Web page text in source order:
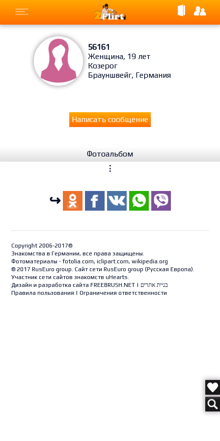
56161
Женщина, 19 лет
Козерог
Брауншвейг, Германия
Написать сообщение
Фотоальбом
⋮
↪
Copyright 2006-2017©
Знакомства в Германии, все права защищены.
Фотоматериалы - fotolia.com, iclipart.com, wikipedia.org
© 2017 RusEuro group. Сайт сети RusEuro group (Русская Европа).
Участник сети сайтов знакомств uHearts.
Дизайн и разработка сайта FREEBRUSH.NET| בניית אתרים
Правила пользования | Ограничения ответственности